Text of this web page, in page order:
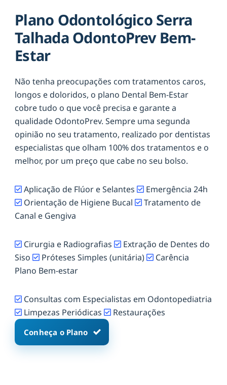
Plano Odontológico Serra
Talhada OdontoPrev Bem-
Estar
Não tenha preocupações com tratamentos caros,
longos e doloridos, o plano Dental Bem-Estar
cobre tudo o que você precisa e garante a
qualidade OdontoPrev. Sempre uma segunda
opinião no seu tratamento, realizado por dentistas
especialistas que olham 100% dos tratamentos e o
melhor, por um preço que cabe no seu bolso.
Aplicação de Flúor e Selantes
Emergência 24h
Orientação de Higiene Bucal
Tratamento de
Canal e Gengiva
Cirurgia e Radiografias
Extração de Dentes do
Siso
Próteses Simples (unitária)
Carência
Plano Bem-estar
Consultas com Especialistas em Odontopediatria
Limpezas Periódicas
Restaurações
Conheça o Plano